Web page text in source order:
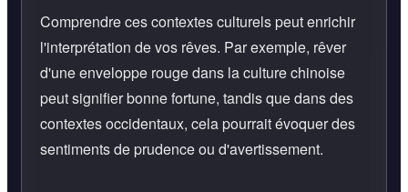
Comprendre ces contextes culturels peut enrichir
l'interprétation de vos rêves. Par exemple, rêver
d'une enveloppe rouge dans la culture chinoise
peut signifier bonne fortune, tandis que dans des
contextes occidentaux, cela pourrait évoquer des
sentiments de prudence ou d'avertissement.